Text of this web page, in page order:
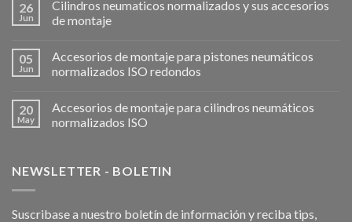
26
Jun
Cilindros neumaticos normalizados y sus accesorios
de montaje
05
Jun
Accesorios de montaje para pistones neumáticos
normalizados ISO redondos
20
May
Accesorios de montaje para cilindros neumáticos
normalizados ISO
NEWSLETTER - BOLETIN
Suscribase a nuestro boletín de información y reciba tips,